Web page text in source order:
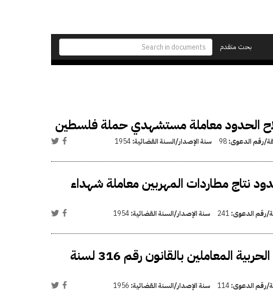
بحث متقدم
الحدود معاملة مستشهدي حملة فلسطين
رقم الدعوى:98 سنة الإصدار/السنة القضائية:1954
نتاج مطاردات المهربين معاملة شهداء
رقم الدعوى: 241 سنة الإصدار/السنة القضائية:1954
جواز معاملة الضباط من شهداء المعارك الحربية المعاملين بالقانون رقم 316 لسنة
رقم الدعوى:114 سنة الإصدار/السنة القضائية: 1956